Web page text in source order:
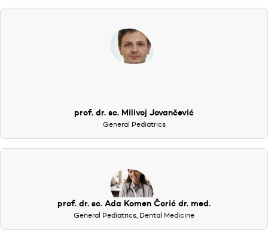
prof. dr. sc. Milivoj Jovančević
General Pediatrics
prof. dr. sc. Ada Komen Čorić dr. med.
General Pediatrics, Dental Medicine